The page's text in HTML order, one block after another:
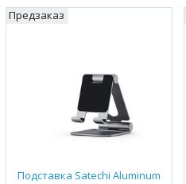
Подставка Satechi Aluminum
Предзаказ